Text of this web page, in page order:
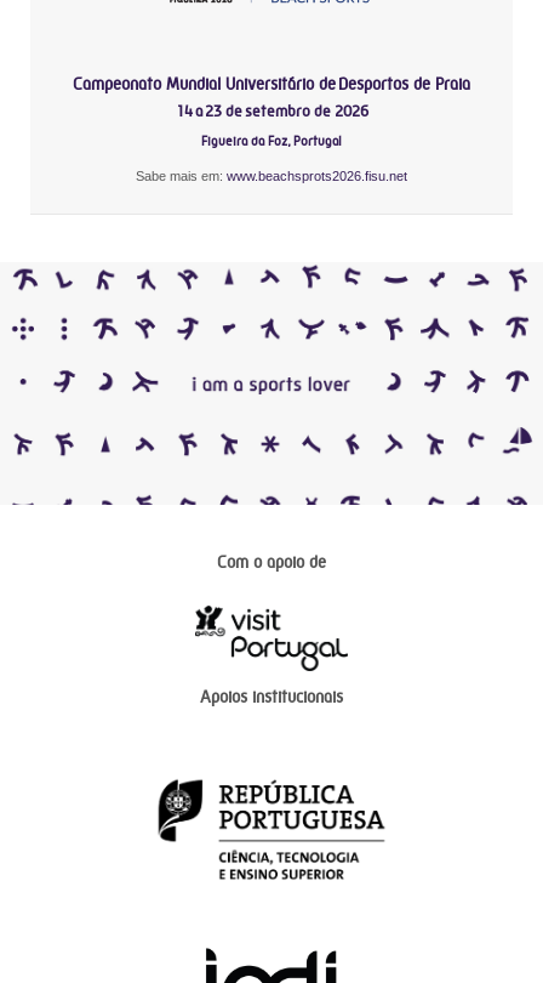
Campeonato Mundial Universitário de Desportos de Praia
14 a 23 de setembro de 2026
Figueira da Foz, Portugal
Sabe mais em: www.beachsprots2026.fisu.net
Com o apoio de
Apoios institucionais